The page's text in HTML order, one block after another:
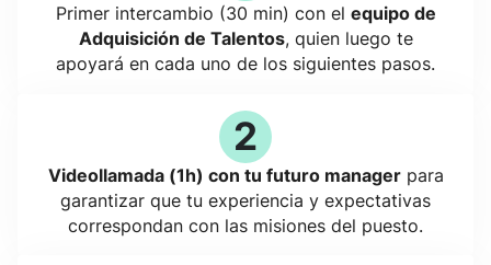
Primer intercambio (30 min) con el equipo de
Adquisición de Talentos, quien luego te
apoyará en cada uno de los siguientes pasos.
2
Videollamada (1h) con tu futuro managerpara
garantizar que tu experiencia y expectativas
correspondan con las misiones del puesto.